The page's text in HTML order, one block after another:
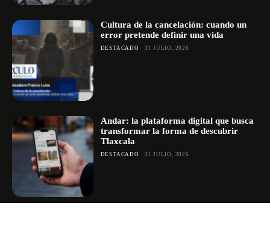
Cultura de la cancelación: cuando un
error pretende definir una vida
DESTACADO 31 JULIO, 2026
Andar: la plataforma digital que busca
transformar la forma de descubrir
Tlaxcala
DESTACADO 31 JULIO, 2026